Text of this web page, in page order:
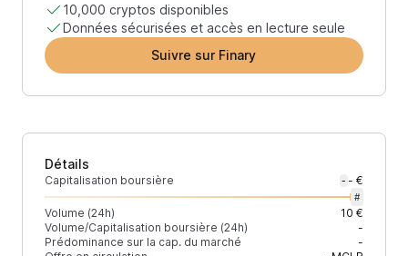
10,000 cryptos disponibles
Données sécurisées et accès en lecture seule
Suivre sur Finary
Détails
Capitalisation boursière - - €
#
Volume (24h)
10 €
Volume/Capitalisation boursière (24h)
-
Prédominance sur la cap. du marché
-